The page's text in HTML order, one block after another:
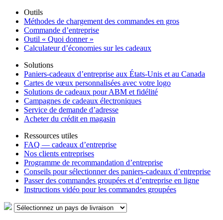
Outils
Méthodes de chargement des commandes en gros
Commande d’entreprise
Outil « Quoi donner »
Calculateur d’économies sur les cadeaux
Solutions
Paniers-cadeaux d’entreprise aux États-Unis et au Canada
Cartes de vœux personnalisées avec votre logo
Solutions de cadeaux pour ABM et fidélité
Campagnes de cadeaux électroniques
Service de demande d’adresse
Acheter du crédit en magasin
Ressources utiles
FAQ — cadeaux d’entreprise
Nos clients entreprises
Programme de recommandation d’entreprise
Conseils pour sélectionner des paniers-cadeaux d’entreprise
Passer des commandes groupées et d’entreprise en ligne
Instructions vidéo pour les commandes groupées